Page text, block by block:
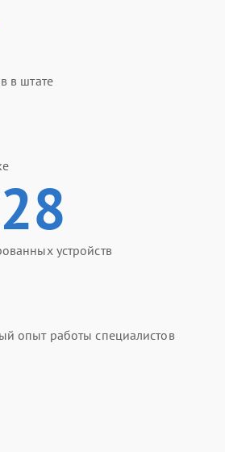
в штате
устройств
опыт работы специалистов